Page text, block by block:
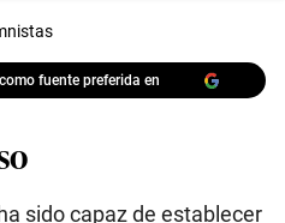
fuente preferida en
sido capaz de establecer